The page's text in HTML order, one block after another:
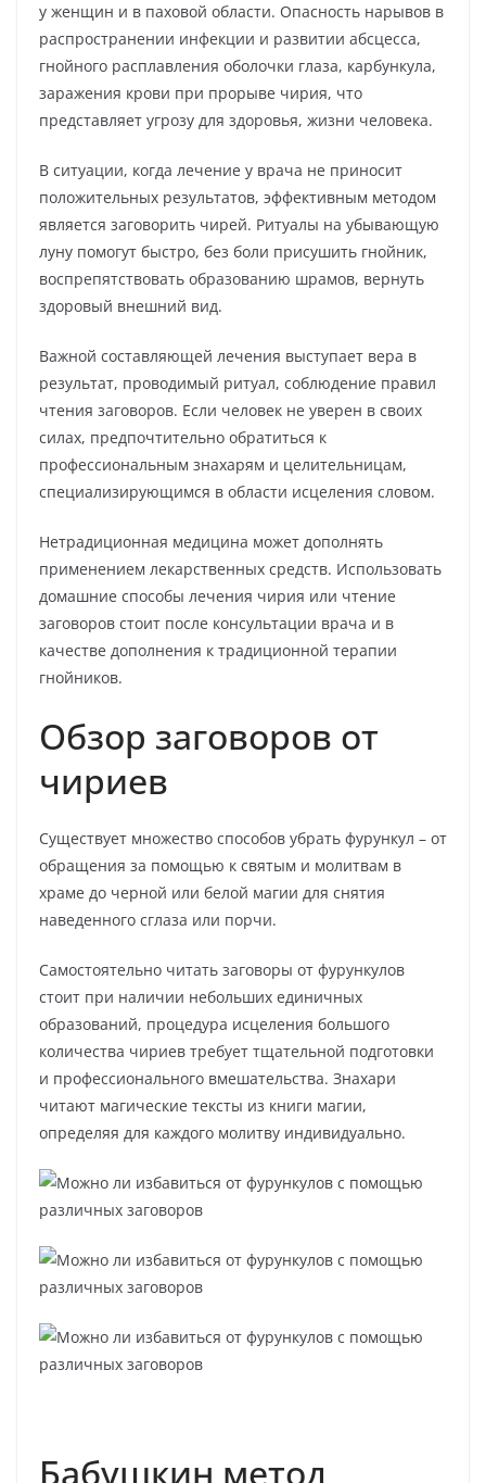
у женщин и в паховой области. Опасность нарывов в
распространении инфекции и развитии абсцесса,
гнойного расплавления оболочки глаза, карбункула,
заражения крови при прорыве чирия, что
представляет угрозу для здоровья, жизни человека.
В ситуации, когда лечение у врача не приносит
положительных результатов, эффективным методом
является заговорить чирей. Ритуалы на убывающую
луну помогут быстро, без боли присушить гнойник,
воспрепятствовать образованию шрамов, вернуть
здоровый внешний вид.
Важной составляющей лечения выступает вера в
результат, проводимый ритуал, соблюдение правил
чтения заговоров. Если человек не уверен в своих
силах, предпочтительно обратиться к
профессиональным знахарям и целительницам,
специализирующимся в области исцеления словом.
Нетрадиционная медицина может дополнять
применением лекарственных средств. Использовать
домашние способы лечения чирия или чтение
заговоров стоит после консультации врача и в
качестве дополнения к традиционной терапии
гнойников.
Обзор заговоров от
чириев
Существует множество способов убрать фурункул – от
обращения за помощью к святым и молитвам в
храме до черной или белой магии для снятия
наведенного сглаза или порчи.
Самостоятельно читать заговоры от фурункулов
стоит при наличии небольших единичных
образований, процедура исцеления большого
количества чириев требует тщательной подготовки
и профессионального вмешательства. Знахари
читают магические тексты из книги магии,
определяя для каждого молитву индивидуально.
Бабушкин метод